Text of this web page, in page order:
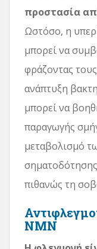
προστασία
Ωστόσο, η
μπορεί να
φράζοντας
ανάπτυξη
μπορεί να
παραγωγής
μεταβολισμό
πιθανώς τη
NMN